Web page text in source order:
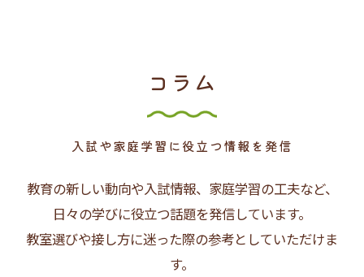
入試や家庭学習に役立つ情報を発信
コラム
教育の新しい動向や入試情報、家庭学習の工夫など、
日々の学びに役立つ話題を発信しています。
教室選びや接し方に迷った際の参考としていただけま
す。